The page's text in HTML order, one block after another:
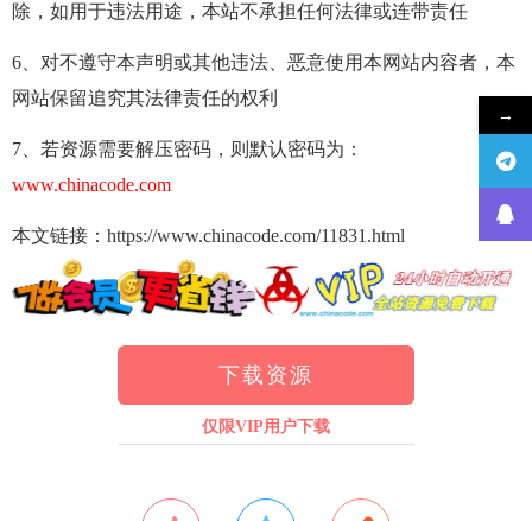
除，如用于违法用途，本站不承担任何法律或连带责任
6、对不遵守本声明或其他违法、恶意使用本网站内容者，本
网站保留追究其法律责任的权利
7、若资源需要解压密码，则默认密码为：
www.chinacode.com
本文链接：https://www.chinacode.com/11831.html
下载资源
仅限VIP用户下载
→